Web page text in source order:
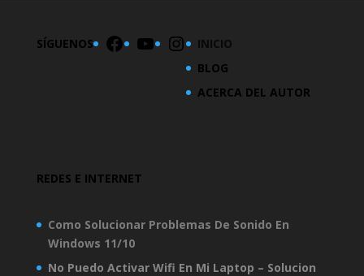
SÍGUENOS FacebookYouTubeInstagram
INICIO
BLOG
ACERCA DEL AUTOR
REDES E INTERNET
Como Solucionar Problemas De Sonido En
Windows 11/10
No Puedo Activar Wifi En Mi Laptop – Solucion